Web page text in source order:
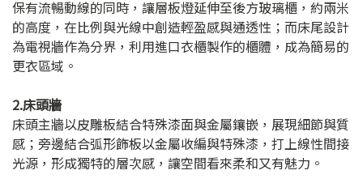
保有流暢動線的同時，讓層板燈延伸至後方玻璃櫃，約兩米
的高度，在比例與光線中創造輕盈感與通透性；而床尾設計
為電視牆作為分界，利用進口衣櫃製作的櫃體，成為簡易的
更衣區域。
2.床頭牆
床頭主牆以皮雕板結合特殊漆面與金屬鑲嵌，展現細節與質
感；旁邊結合弧形飾板以金屬收編與特殊漆，打上線性間接
光源，形成獨特的層次感，讓空間看來柔和又有魅力。